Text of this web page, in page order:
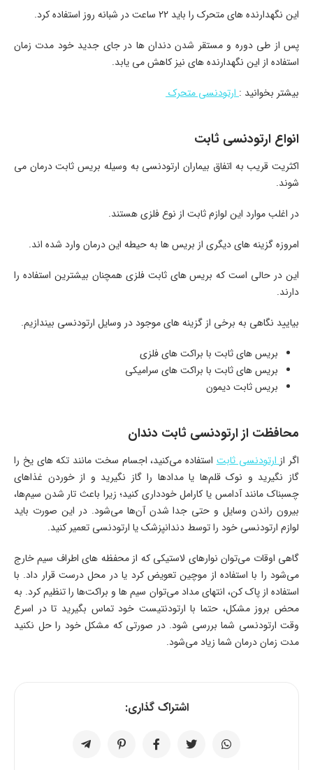
این نگهدارنده های متحرک را باید 22 ساعت در شبانه روز استفاده کرد.
پس از طی دوره و مستقر شدن دندان ها در جای جدید خود مدت زمان
استفاده از این نگهدارنده های نیز کاهش می یابد.
بیشتر بخوانید :ارتودنسی متحرک
انواع ارتودنسی ثابت
اکثریت قریب به اتفاق بیماران ارتودنسی به وسیله بریس ثابت درمان می
شوند.
در اغلب موارد این لوازم ثابت از نوع فلزی هستند.
امروزه گزینه های دیگری از بریس ها به حیطه این درمان وارد شده اند.
این در حالی است که بریس های ثابت فلزی همچنان بیشترین استفاده را
دارند.
بیایید نگاهی به برخی از گزینه های موجود در وسایل ارتودنسی بیندازیم.
بریس های ثابت با براکت های فلزی
بریس های ثابت با براکت های سرامیکی
بریس ثابت دیمون
محافظت از ارتودنسی ثابت دندان
اگر ازارتودنسی ثابتاستفاده می‌کنید، اجسام سخت مانند تکه های یخ را
گاز نگیرید و نوک قلم‌ها یا مداد‌ها را گاز نگیرید و از خوردن غذاهای
چسبناک مانند آدامس یا کارامل خودداری کنید؛ زیرا باعث تار شدن سیم‌ها،
بیرون راندن وسایل و حتی جدا شدن آن‌ها می‌شود. در این صورت باید
لوازم ارتودنسی خود را توسط دندانپزشک یا ارتودنسی تعمیر کنید.
گاهی اوقات می‌توان نوارهای لاستیکی که از محفظه های اطراف سیم خارج
می‌شود را با استفاده از موچین تعویض کرد یا در محل درست قرار داد. با
استفاده از پاک کن، انتهای مداد می‌توان سیم ها و براکت‌ها را تنظیم کرد. به
محض بروز مشکل، حتما با ارتودنتیست خود تماس بگیرید تا در اسرع
وقت ارتودنسی شما بررسی شود. در صورتی که مشکل خود را حل نکنید
مدت زمان درمان شما زیاد می‌شود.
اشتراک گذاری: